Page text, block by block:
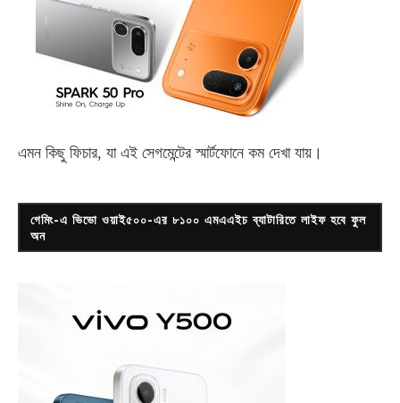
এমন কিছু ফিচার, যা এই সেগমেন্টের স্মার্টফোনে কম দেখা যায়।
গেমিং-এ ভিভো ওয়াই৫০০-এর ৮১০০ এমএএইচ ব্যাটারিতে লাইফ হবে ফুল
অন